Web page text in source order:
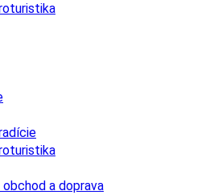
obchod a doprava